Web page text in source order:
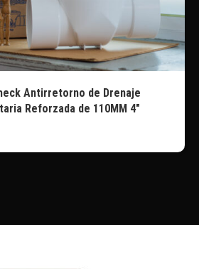
Antirretorno de Drenaje
Reforzada de 110MM 4″